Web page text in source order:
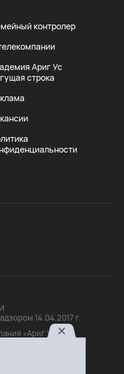
контролер
Ариг Ус
строка
14.04.2017 г.
«Ариг Ус»,